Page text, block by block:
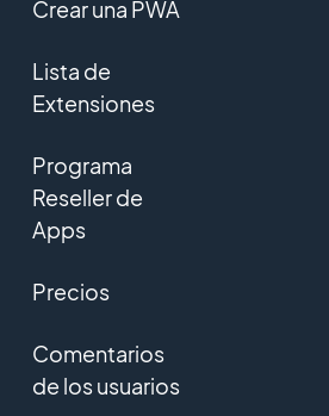
Crear una PWA
Lista de
Extensiones
Programa
Reseller de
Apps
Precios
Comentarios
de los usuarios